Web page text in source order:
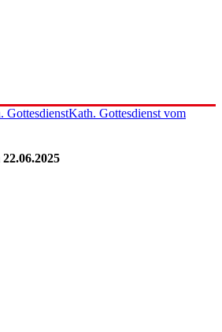
GottesdienstKath. Gottesdienst vom